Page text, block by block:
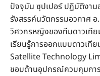
ปัจจุบัน ซุปเปอร์ ปฏิบัติงา
รังสรรค์นวัตกรรมอวกาศ อ
วิศวกรหญิงของทีมดาวเทีย
เรียนรู้การออกแบบดาวเที
Satellite Technology
ชอบด้านอุปกรณ์ควบคุมกา